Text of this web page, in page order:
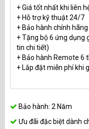
+ Giá tốt nhất khi liên
+ Hỗ trợ kỹ thuật 24/7
+ Bảo hành chính
+ Tặng bộ 6 ứng dụng
tin chi tiết)
+ Bảo hành Remote 6
+ Lắp đặt miễn phí khi
Bảo hành: 2 Năm
Ưu đãi đặc biệt dành